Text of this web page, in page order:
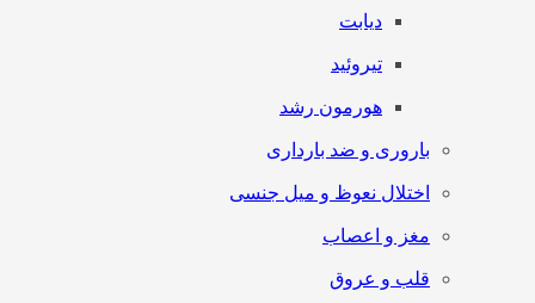
دیابت
تیروئید
هورمون رشد
باروری و ضد بارداری
اختلال نعوظ و میل جنسی
مغز و اعصاب
قلب و عروق